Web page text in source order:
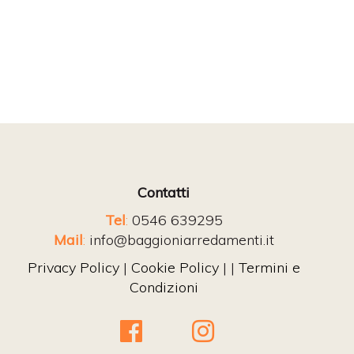
Contatti
Tel: 0546 639295
Mail: info@baggioniarredamenti.it
Privacy Policy| Cookie Policy| | Termini e
Condizioni